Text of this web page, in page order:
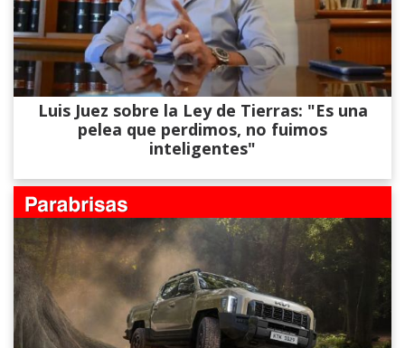
Luis Juez sobre la Ley de Tierras: "Es una
pelea que perdimos, no fuimos
inteligentes"